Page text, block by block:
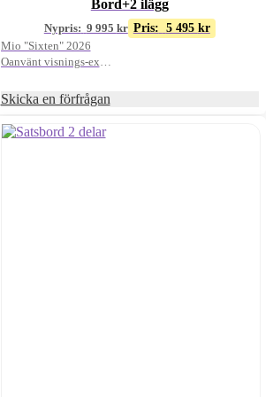
Bord+2 ilägg
Nypris: 9 995 kr Pris: 5 495 kr
Mio "Sixten" 2026
Oanvänt visnings-ex
Skicka en förfrågan